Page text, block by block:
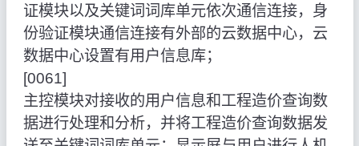
证模块以及关键词词库单元依次通信连接，身
份验证模块通信连接有外部的云数据中心，云
数据中心设置有用户信息库；
[0061]
主控模块对接收的用户信息和工程造价查询数
据进行处理和分析，并将工程造价查询数据发